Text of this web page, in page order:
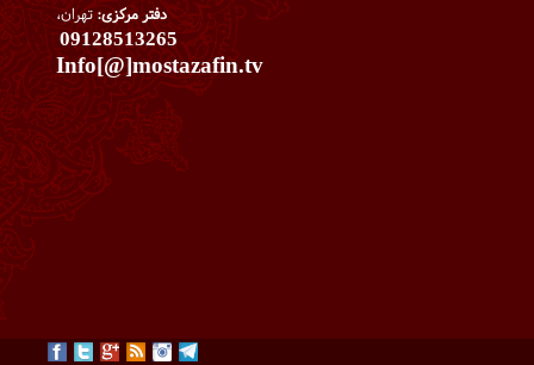
دفتر مرکزی:تهران،
09128513265
Info[@]mostazafin.tv